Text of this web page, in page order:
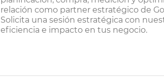
relación como partner estratégico de
Solicita una sesión estratégica con
eficiencia e impacto en tus negocio.